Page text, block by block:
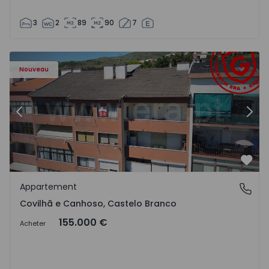
3 2 89 90 7
Nouveau
- 18
Appartement T2 Covilhã, Covilhã e Canhoso - 1497806 -
Précédent
Covilhã e Canhoso, Castelo Branco
Appartement
Covilhã e Canhoso, Castelo Branco
Acheter 155.000 €